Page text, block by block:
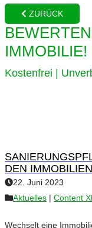
ZURÜCK
IMMOBILIE!
Kostenfrei |
DEN
22. Juni 2023
Aktuelles | Content XL
Wechselt eine